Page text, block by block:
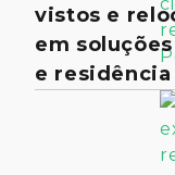
vistos e
em
e